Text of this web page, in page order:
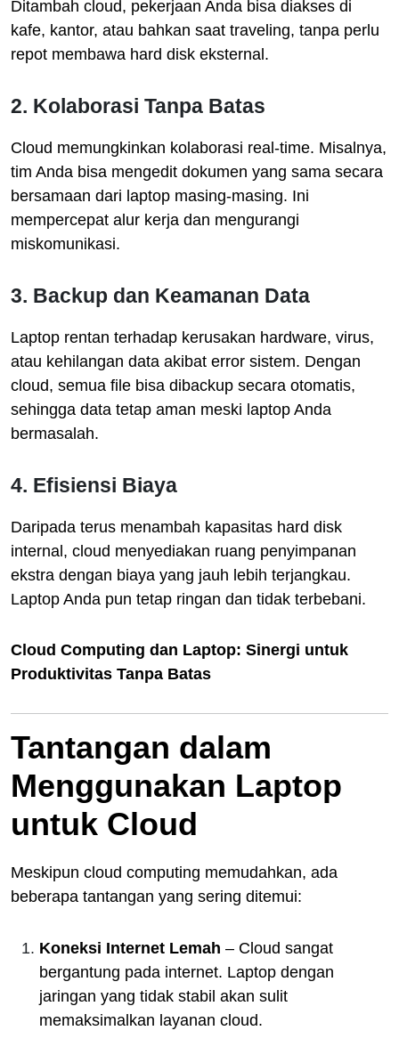
Ditambah cloud, pekerjaan Anda bisa diakses di
kafe, kantor, atau bahkan saat traveling, tanpa perlu
repot membawa hard disk eksternal.
2. Kolaborasi Tanpa Batas
Cloud memungkinkan kolaborasi real-time. Misalnya,
tim Anda bisa mengedit dokumen yang sama secara
bersamaan dari laptop masing-masing. Ini
mempercepat alur kerja dan mengurangi
miskomunikasi.
3. Backup dan Keamanan Data
Laptop rentan terhadap kerusakan hardware, virus,
atau kehilangan data akibat error sistem. Dengan
cloud, semua file bisa dibackup secara otomatis,
sehingga data tetap aman meski laptop Anda
bermasalah.
4. Efisiensi Biaya
Daripada terus menambah kapasitas hard disk
internal, cloud menyediakan ruang penyimpanan
ekstra dengan biaya yang jauh lebih terjangkau.
Laptop Anda pun tetap ringan dan tidak terbebani.
Cloud Computing dan Laptop: Sinergi untuk
Produktivitas Tanpa Batas
Tantangan dalam
Menggunakan Laptop
untuk Cloud
Meskipun cloud computing memudahkan, ada
beberapa tantangan yang sering ditemui:
Koneksi Internet Lemah – Cloud sangat
bergantung pada internet. Laptop dengan
jaringan yang tidak stabil akan sulit
memaksimalkan layanan cloud.